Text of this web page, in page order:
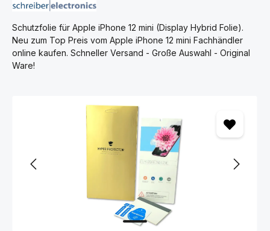
Schutzfolie für Apple iPhone 12 mini (Display Hybrid Folie).
Neu zum Top Preis vom Apple iPhone 12 mini Fachhändler
online kaufen. Schneller Versand - Große Auswahl - Original
Ware!